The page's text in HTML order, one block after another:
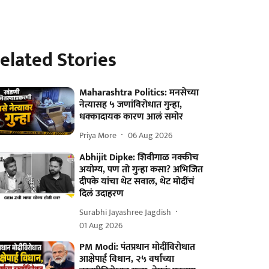
Stories
Maharashtra Politics: मनसेच्या
नेत्यासह ५ जणांविरोधात गुन्हा,
धक्कादायक कारण आलं समोर
Priya More 06 Aug 2026
Abhijit Dipke: शिवीगाळ नक्कीच
अयोग्य, पण तो गुन्हा कसा? अभिजित
दीपके यांचा थेट सवाल, थेट मोदींचं
दिलं उदाहरण
Surabhi Jayashree Jagdish
01 Aug 2026
PM Modi: पंतप्रधान मोदींविरोधात
आक्षेपार्ह विधान, २५ वर्षांच्या